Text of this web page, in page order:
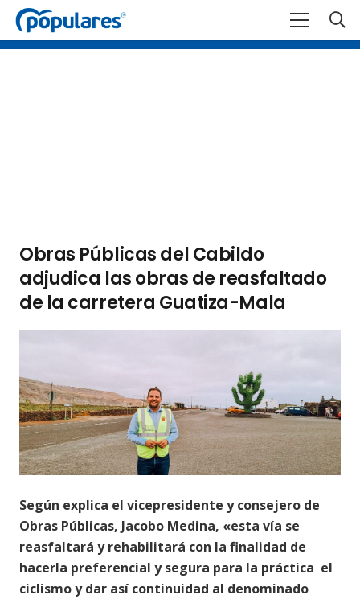
Obras Públicas del Cabildo
adjudica las obras de reasfaltado
de la carretera Guatiza-Mala
Según explica el vicepresidente y consejero de
Obras Públicas, Jacobo Medina, «esta vía se
reasfaltará y rehabilitará con la finalidad de
hacerla preferencial y segura para la práctica el
ciclismo y dar así continuidad al denominado